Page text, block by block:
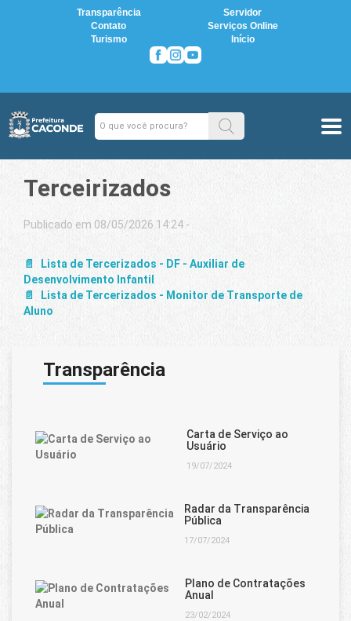
Transparência
Servidor
Contato
Serviços Online
Turismo
Início
Terceirizados
Publicado em 08/05/2026 14:24 -
Lista de Tercerizados - DF - Auxiliar de
Desenvolvimento Infantil
Lista de Tercerizados - Monitor de Transporte de
Aluno
Transparência
Carta de Serviço ao
Usuário
19/07/2024
Radar da Transparência
Pública
17/07/2024
Plano de Contratações
Anual
23/02/2024